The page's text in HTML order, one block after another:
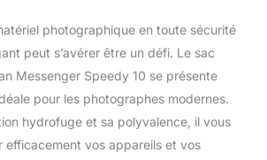
photographique en toute sécurité
peut s’avérer être un défi. Le sac
Messenger Speedy 10 se présente
pour les photographes modernes.
hydrofuge et sa polyvalence, il vous
efficacement vos appareils et vos